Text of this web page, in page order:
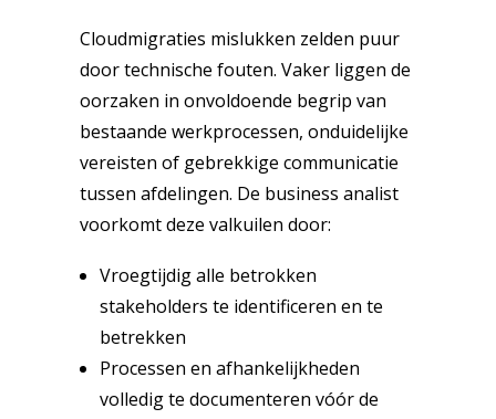
Cloudmigraties mislukken zelden puur
door technische fouten. Vaker liggen de
oorzaken in onvoldoende begrip van
bestaande werkprocessen, onduidelijke
vereisten of gebrekkige communicatie
tussen afdelingen. De business analist
voorkomt deze valkuilen door:
Vroegtijdig alle betrokken
stakeholders te identificeren en te
betrekken
Processen en afhankelijkheden
volledig te documenteren vóór de